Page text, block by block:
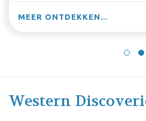
MEER ONTDEKKEN...
Western